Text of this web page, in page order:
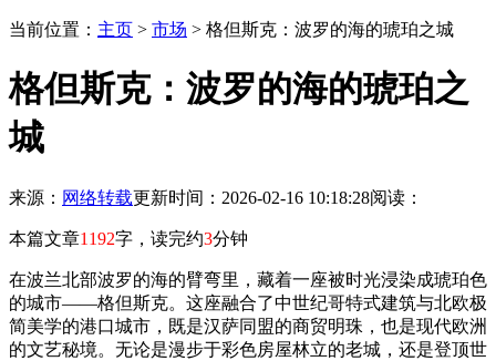
当前位置： 主页 > 市场 > 格但斯克：波罗的海的琥珀之城
格但斯克：波罗的海的琥珀之
城
来源： 网络转载更新时间：2026-02-16 10:18:28阅读：
本篇文章1192字，读完约3分钟
在波兰北部波罗的海的臂弯里，藏着一座被时光浸染成琥珀色
的城市——格但斯克。这座融合了中世纪哥特式建筑与北欧极
简美学的港口城市，既是汉萨同盟的商贸明珠，也是现代欧洲
的文艺秘境。无论是漫步于彩色房屋林立的老城，还是登顶世